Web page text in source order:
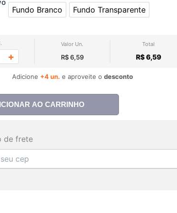
Fundo Branco
Fundo Branco
Fundo Transparente
Fundo Transparente
+
Valor Un.
R$ 6,59
Total
R$ 6,59
Adicione +4 un. e aproveite o desconto
AO CARRINHO
de frete